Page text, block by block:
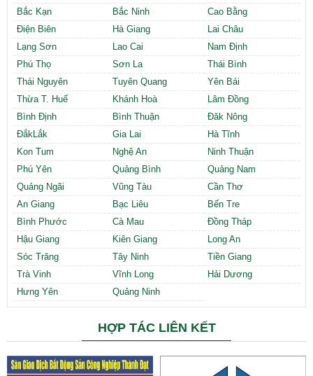
Bắc Kạn
Bắc Ninh
Cao Bằng
Điện Biên
Hà Giang
Lai Châu
Lạng Sơn
Lao Cai
Nam Định
Phú Thọ
Sơn La
Thái Bình
Thái Nguyên
Tuyên Quang
Yên Bái
Thừa T. Huế
Khánh Hoà
Lâm Đồng
Bình Định
Bình Thuận
Đăk Nông
ĐắkLắk
Gia Lai
Hà Tĩnh
Kon Tum
Nghệ An
Ninh Thuận
Phú Yên
Quảng Bình
Quảng Nam
Quảng Ngãi
Vũng Tàu
Cần Thơ
An Giang
Bạc Liêu
Bến Tre
Bình Phước
Cà Mau
Đồng Tháp
Hậu Giang
Kiên Giang
Long An
Sóc Trăng
Tây Ninh
Tiền Giang
Trà Vinh
Vĩnh Long
Hải Dương
Hưng Yên
Quảng Ninh
HỢP TÁC LIÊN KẾT